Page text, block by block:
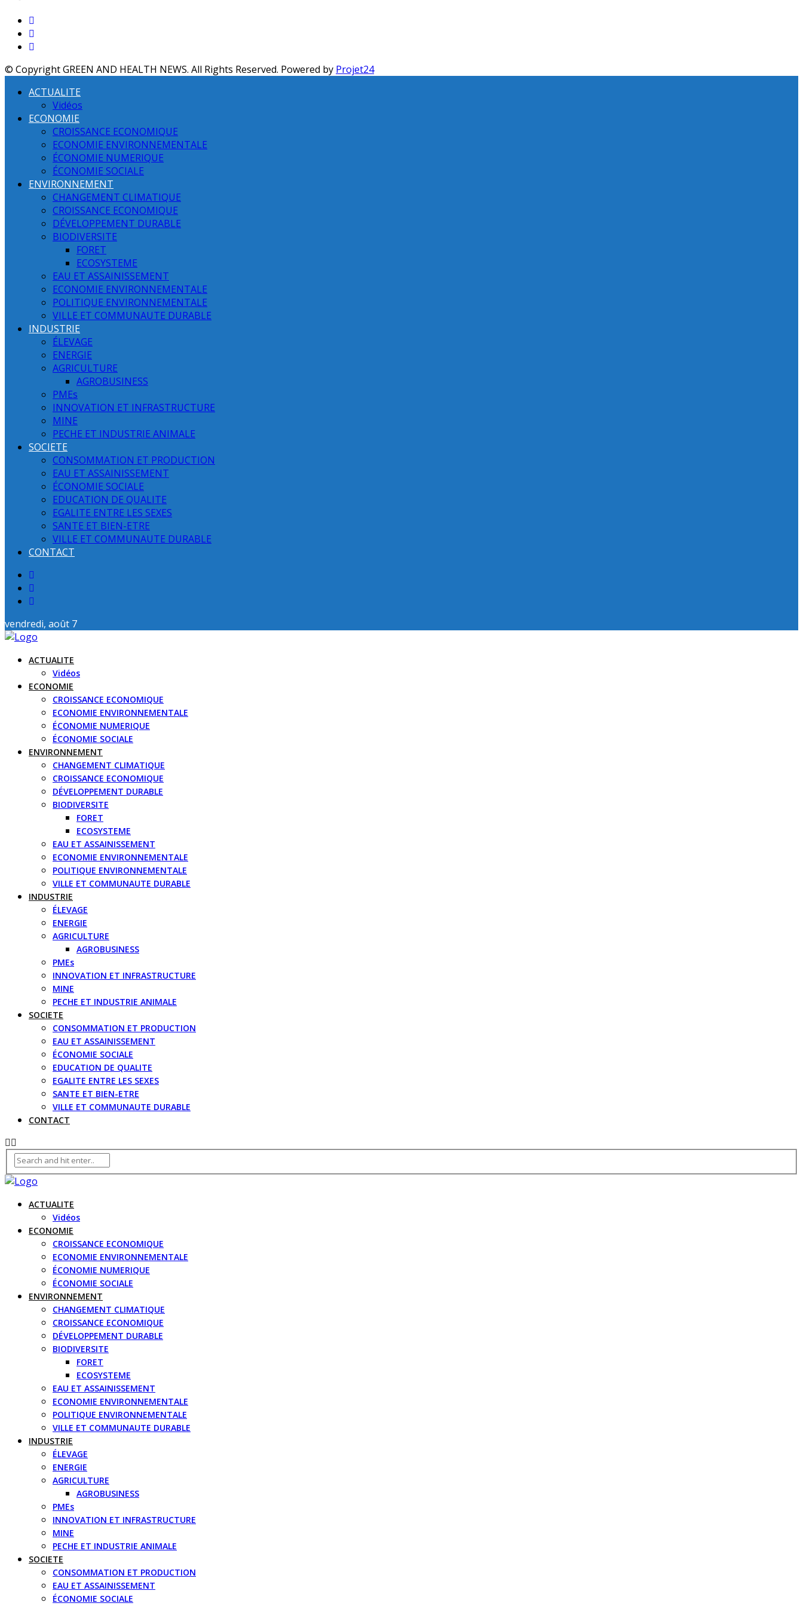
© Copyright GREEN AND HEALTH NEWS. All Rights Reserved. Powered by Projet24
ACTUALITE
Vidéos
ECONOMIE
CROISSANCE ECONOMIQUE
ECONOMIE ENVIRONNEMENTALE
ÉCONOMIE NUMERIQUE
ÉCONOMIE SOCIALE
ENVIRONNEMENT
CHANGEMENT CLIMATIQUE
CROISSANCE ECONOMIQUE
DÉVELOPPEMENT DURABLE
BIODIVERSITE
FORET
ECOSYSTEME
EAU ET ASSAINISSEMENT
ECONOMIE ENVIRONNEMENTALE
POLITIQUE ENVIRONNEMENTALE
VILLE ET COMMUNAUTE DURABLE
INDUSTRIE
ÉLEVAGE
ENERGIE
AGRICULTURE
AGROBUSINESS
PMEs
INNOVATION ET INFRASTRUCTURE
MINE
PECHE ET INDUSTRIE ANIMALE
SOCIETE
CONSOMMATION ET PRODUCTION
EAU ET ASSAINISSEMENT
ÉCONOMIE SOCIALE
EDUCATION DE QUALITE
EGALITE ENTRE LES SEXES
SANTE ET BIEN-ETRE
VILLE ET COMMUNAUTE DURABLE
CONTACT
vendredi, août 7
ACTUALITE
Vidéos
ECONOMIE
CROISSANCE ECONOMIQUE
ECONOMIE ENVIRONNEMENTALE
ÉCONOMIE NUMERIQUE
ÉCONOMIE SOCIALE
ENVIRONNEMENT
CHANGEMENT CLIMATIQUE
CROISSANCE ECONOMIQUE
DÉVELOPPEMENT DURABLE
BIODIVERSITE
FORET
ECOSYSTEME
EAU ET ASSAINISSEMENT
ECONOMIE ENVIRONNEMENTALE
POLITIQUE ENVIRONNEMENTALE
VILLE ET COMMUNAUTE DURABLE
INDUSTRIE
ÉLEVAGE
ENERGIE
AGRICULTURE
AGROBUSINESS
PMEs
INNOVATION ET INFRASTRUCTURE
MINE
PECHE ET INDUSTRIE ANIMALE
SOCIETE
CONSOMMATION ET PRODUCTION
EAU ET ASSAINISSEMENT
ÉCONOMIE SOCIALE
EDUCATION DE QUALITE
EGALITE ENTRE LES SEXES
SANTE ET BIEN-ETRE
VILLE ET COMMUNAUTE DURABLE
CONTACT
ACTUALITE
Vidéos
ECONOMIE
CROISSANCE ECONOMIQUE
ECONOMIE ENVIRONNEMENTALE
ÉCONOMIE NUMERIQUE
ÉCONOMIE SOCIALE
ENVIRONNEMENT
CHANGEMENT CLIMATIQUE
CROISSANCE ECONOMIQUE
DÉVELOPPEMENT DURABLE
BIODIVERSITE
FORET
ECOSYSTEME
EAU ET ASSAINISSEMENT
ECONOMIE ENVIRONNEMENTALE
POLITIQUE ENVIRONNEMENTALE
VILLE ET COMMUNAUTE DURABLE
INDUSTRIE
ÉLEVAGE
ENERGIE
AGRICULTURE
AGROBUSINESS
PMEs
INNOVATION ET INFRASTRUCTURE
MINE
PECHE ET INDUSTRIE ANIMALE
SOCIETE
CONSOMMATION ET PRODUCTION
EAU ET ASSAINISSEMENT
ÉCONOMIE SOCIALE